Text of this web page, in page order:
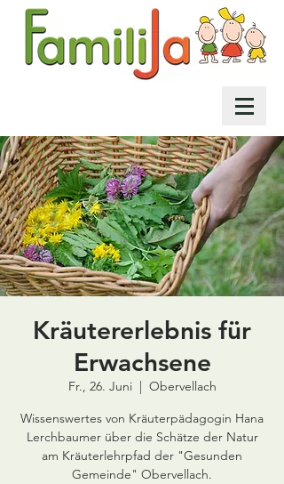
Kräutererlebnis für
Erwachsene
Fr., 26. Juni
  |
Obervellach
Wissenswertes von Kräuterpädagogin Hana
Lerchbaumer über die Schätze der Natur
am Kräuterlehrpfad der "Gesunden
Gemeinde" Obervellach.